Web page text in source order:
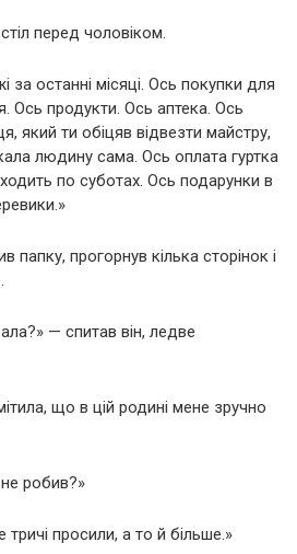
перед чоловіком.
за останні місяці. Ось покупки для
Ось продукти. Ось аптека. Ось
який ти обіцяв відвезти майстру,
людину сама. Ось оплата гуртка
по суботах. Ось подарунки в
папку, прогорнув кілька сторінок і
— спитав він, ледве
що в цій родині мене зручно
робив?»
тричі просили, а то й більше.»